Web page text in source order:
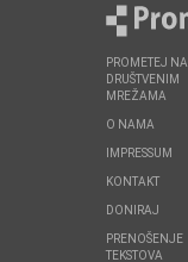
PROMETEJ NA
DRUŠTVENIM
MREŽAMA
O NAMA
IMPRESSUM
KONTAKT
DONIRAJ
PRENOŠENJE
TEKSTOVA